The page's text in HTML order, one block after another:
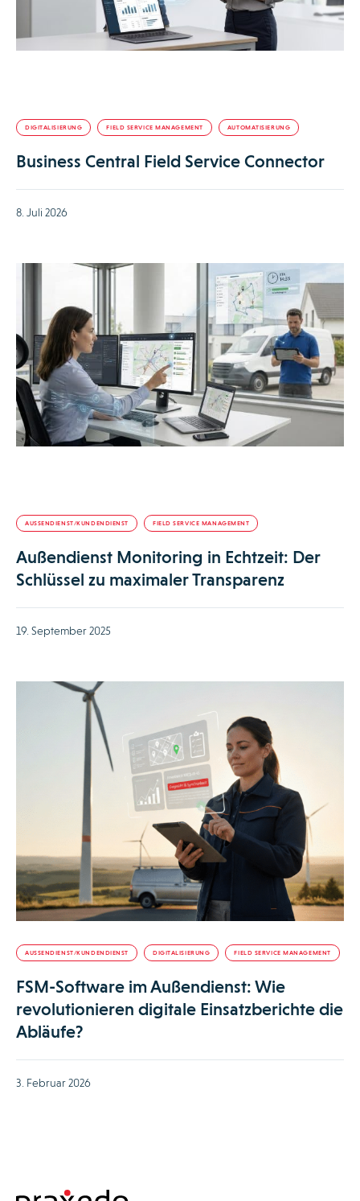
DIGITALISIERUNG FIELD SERVICE MANAGEMENT AUTOMATISIERUNG
Business Central Field Service Connector
8. Juli 2026
AUSSENDIENST/KUNDENDIENST FIELD SERVICE MANAGEMENT
Außendienst Monitoring in Echtzeit: Der
Schlüssel zu maximaler Transparenz
19. September 2025
AUSSENDIENST/KUNDENDIENST DIGITALISIERUNG FIELD SERVICE MANAGEMENT
FSM-Software im Außendienst: Wie
revolutionieren digitale Einsatzberichte die
Abläufe?
3. Februar 2026